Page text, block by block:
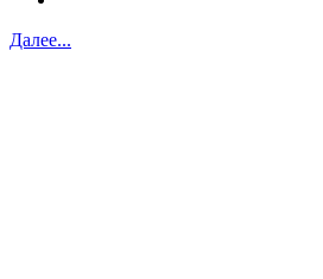
Далее...